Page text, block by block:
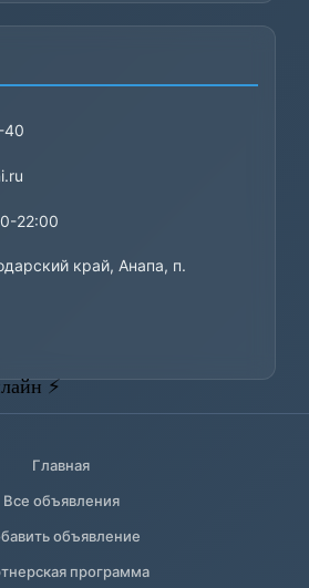
40
22:00
край, Анапа, п.
Главная
Все объявления
объявление
программа